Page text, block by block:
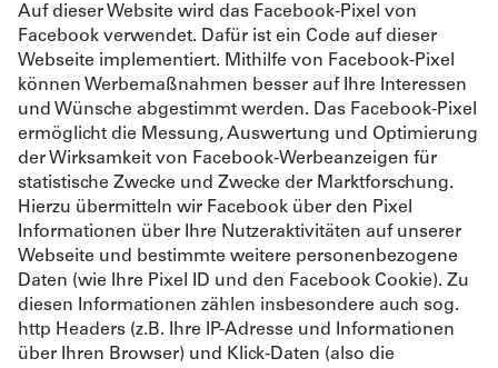
Auf dieser Website wird das Facebook-Pixel von
Facebook verwendet. Dafür ist ein Code auf dieser
Webseite implementiert. Mithilfe von Facebook-Pixel
können Werbemaßnahmen besser auf Ihre Interessen
und Wünsche abgestimmt werden. Das Facebook-Pixel
ermöglicht die Messung, Auswertung und Optimierung
der Wirksamkeit von Facebook-Werbeanzeigen für
statistische Zwecke und Zwecke der Marktforschung.
Hierzu übermitteln wir Facebook über den Pixel
Informationen über Ihre Nutzeraktivitäten auf unserer
Webseite und bestimmte weitere personenbezogene
Daten (wie Ihre Pixel ID und den Facebook Cookie). Zu
diesen Informationen zählen insbesondere auch sog.
http Headers (z.B. Ihre IP-Adresse und Informationen
über Ihren Browser) und Klick-Daten (also die